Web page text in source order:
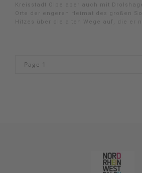
Kreisstadt Olpe aber auch mit
Orte der engeren Heimat des großen
Hitzes über die alten Wege auf, die er